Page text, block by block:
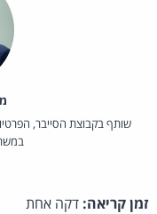
שותף בקבוצת הסייבר,
זמן קריאה: דקה אחת